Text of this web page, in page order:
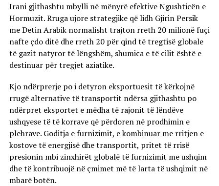
Irani gjithashtu mbylli në mënyrë efektive Ngushticën e
Hormuzit. Rruga ujore strategjike që lidh Gjirin Persik
me Detin Arabik normalisht trajton rreth 20 milionë fuçi
nafte çdo ditë dhe rreth 20 për qind të tregtisë globale
të gazit natyror të lëngshëm, shumica e të cilit është e
destinuar për tregjet aziatike.
Kjo ndërprerje po i detyron eksportuesit të kërkojnë
rrugë alternative të transportit ndërsa gjithashtu po
ndërpret eksportet e mëdha të rajonit të lëndëve
ushqyese të të korrave që përdoren në prodhimin e
plehrave. Goditja e furnizimit, e kombinuar me rritjen e
kostove të energjisë dhe transportit, pritet të rrisë
presionin mbi zinxhirët globalë të furnizimit me ushqim
dhe të kontribuojë në çmimet më të larta të ushqimit në
mbarë botën.